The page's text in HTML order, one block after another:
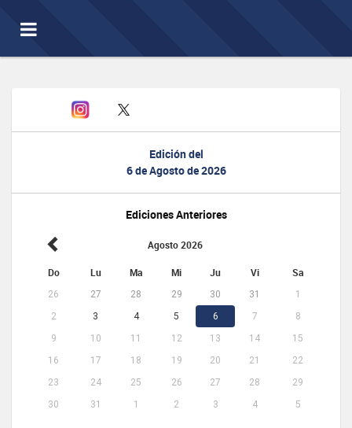
Toggle
navigation
Edición del
6 de Agosto de 2026
Ediciones Anteriores
Agosto 2026
Do Lu Ma Mi Ju Vi Sa
26 27 28 29 30 31
1
2
3 4 5 6 7
8
9
10 11 12 13 14
15
16
17 18 19 20 21
22
23
24 25 26 27 28
29
30
31 1 2 3 4 5